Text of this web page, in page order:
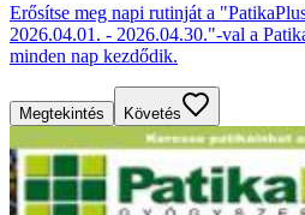
Erősítse meg napi rutinját a
2026.04.01. - 2026.04.30."-val a
minden nap kezdődik.
Megtekintés Követés